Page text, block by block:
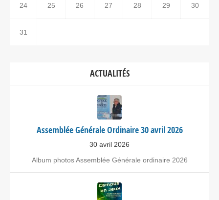
24 25 26 27 28 29 30
31
ACTUALITÉS
Assemblée Générale Ordinaire 30 avril 2026
30 avril 2026
Album photos Assemblée Générale ordinaire 2026